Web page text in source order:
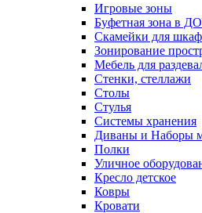
Игровые зоны
Буфетная зона в
Скамейки для
Зонирование
Мебель для
Стенки, стеллажи
Столы
Стулья
Системы хранения
Диваны и Наборы
Полки
Уличное
Кресло детское
Ковры
Кровати